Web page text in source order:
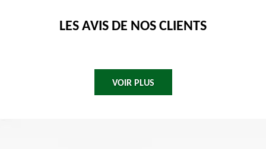
LES AVIS DE NOS CLIENTS
VOIR PLUS